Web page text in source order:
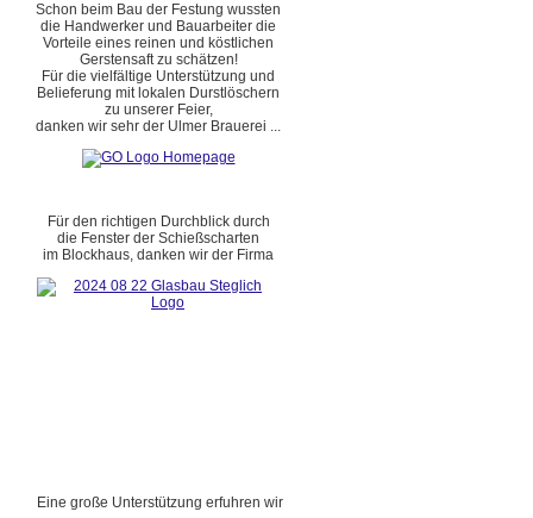
Schon beim Bau der Festung wussten
die Handwerker und Bauarbeiter die
Vorteile eines reinen und köstlichen
Gerstensaft zu schätzen!
Für die vielfältige Unterstützung und
Belieferung mit lokalen Durstlöschern
zu unserer Feier,
danken wir sehr der Ulmer Brauerei ...
Für den richtigen Durchblick durch
die Fenster der Schießscharten
im Blockhaus, danken wir der Firma
Eine große Unterstützung erfuhren wir